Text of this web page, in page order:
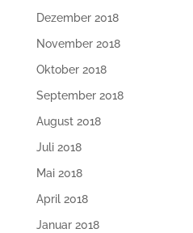
Dezember 2018
November 2018
Oktober 2018
September 2018
August 2018
Juli 2018
Mai 2018
April 2018
Januar 2018